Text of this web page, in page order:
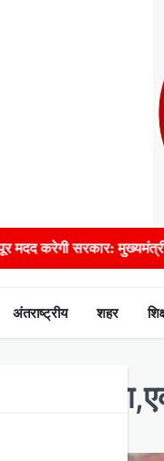
जिला आबकारी
अंतराष्ट्रीय शहर
का